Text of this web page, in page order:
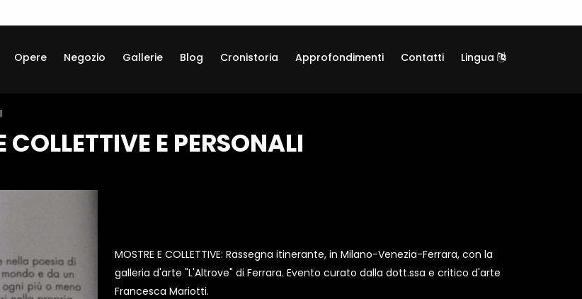
Opere Negozio Gallerie Blog Cronistoria Approfondimenti Contatti Lingua
COLLETTIVE E PERSONALI
MOSTRE E COLLETTIVE: Rassegna itinerante, in Milano-Venezia-Ferrara, con la
galleria d'arte "L'Altrove" di Ferrara. Evento curato dalla dott.ssa e critico d'arte
Francesca Mariotti.